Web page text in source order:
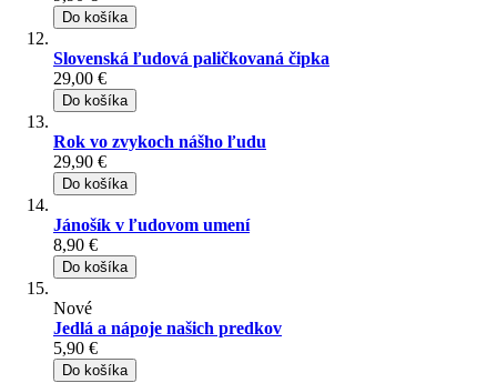
Do košíka
Slovenská ľudová paličkovaná čipka
29,00 €
Do košíka
Rok vo zvykoch nášho ľudu
29,90 €
Do košíka
Jánošík v ľudovom umení
8,90 €
Do košíka
Nové
Jedlá a nápoje našich predkov
5,90 €
Do košíka